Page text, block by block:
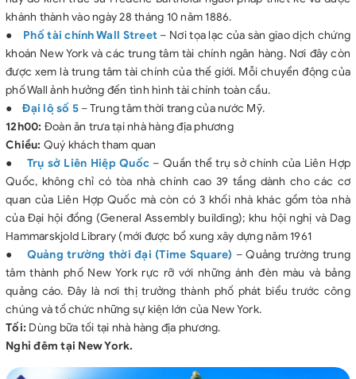
theo quy định của ĐSQ Mỹ), lệ phí này không được hoàn lại vì
bất cứ lý do nào.
• Tiền tip cho HDV và lái xe nước ngoài $10/khách/ngày
• Chi phí dời ngày và đổi chặng bay (nếu có yêu cầu)
• Chi phí ngoài giờ cho HDV và lái xe (nếu có yêu cầu)
• Đối với khách hàng trên 70 tuổi phụ thu 250.000 VNĐ phí BH
theo chương trình.
khánh thành vào ngày 28 tháng 10 năm 1886.
● Phố tài chính Wall Street– Nơi tọa lạc của sàn giao dịch chứng
khoán New York và các trung tâm tài chính ngân hàng. Nơi đây còn
được xem là trung tâm tài chính của thế giới. Mỗi chuyển động của
phố Wall ảnh hưởng đến tình hình tài chính toàn cầu.
●Đại lộ số 5– Trung tâm thời trang của nước Mỹ.
12h00: Đoàn ăn trưa tại nhà hàng địa phương
Chiều: Quý khách tham quan
● Trụ sở Liên Hiệp Quốc– Quần thể trụ sở chính của Liên Hợp
Quốc, không chỉ có tòa nhà chính cao 39 tầng dành cho các cơ
quan của Liên Hợp Quốc mà còn có 3 khối nhà khác gồm tòa nhà
của Đại hội đồng (General Assembly building); khu hội nghị và Dag
Hammarskjold Library (mới được bổ xung xây dựng năm 1961
● Quảng trường thời đại (Time Square) – Quảng trường trung
tâm thành phố New York rực rỡ với những ánh đèn màu và bảng
quảng cáo. Đây là nơi thị trưởng thành phố phát biểu trước công
chúng và tổ chức những sự kiện lớn của New York.
Tối: Dùng bữa tối tại nhà hàng địa phương.
Nghỉ đêm tại New York.